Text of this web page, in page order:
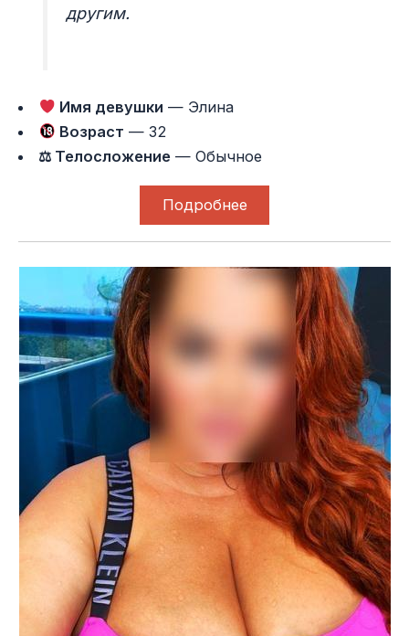
другим.
Имя девушки — Элина
Возраст — 32
⚖ Телосложение — Обычное
Подробнее